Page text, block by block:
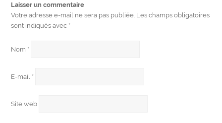
Laisser un commentaire
Votre adresse e-mail ne sera pas publiée. Les champs obligatoires
sont indiqués avec *
Nom *
E-mail *
Site web